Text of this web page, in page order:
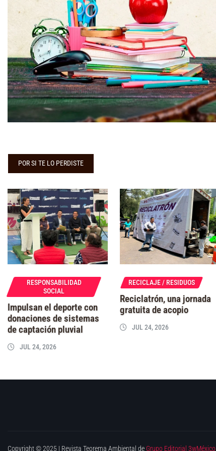
POR SI TE LO PERDISTE
RESPONSABILIDAD
SOCIAL
Impulsan el deporte con
donaciones de sistemas
de captación pluvial
JUL 24, 2026
RECICLAJE / RESIDUOS
Reciclatrón, una jornada
gratuita de acopio
JUL 24, 2026
Copyright © 2025 | Revista Teorema Ambiental de Grupo Editorial 3wMéxico